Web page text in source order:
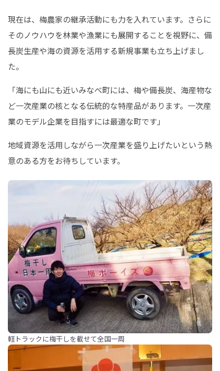
現在は、梅農家の継承活動にも力を入れています。さらに
そのノウハウを林業や漁業にも展開することを視野に、備
長炭生産や海の資源を活用する新規事業も立ち上げまし
た。
「海にも山にも近いみなべ町には、梅や備長炭、海産物な
ど一次産業の核となる伝統的な特産品があります。一次産
業のモデル企業を目指すには最適な町です」
地域資源を活用しながら一次産業を盛り上げたいという熱
意のある方をお待ちしています。
軽トラックに梅干しを載せて全国一周